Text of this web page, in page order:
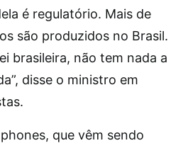
é regulatório. Mais de
são produzidos no Brasil.
brasileira, não tem nada a
disse o ministro em
que vêm sendo